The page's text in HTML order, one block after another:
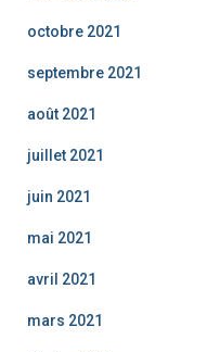
octobre 2021
septembre 2021
août 2021
juillet 2021
juin 2021
mai 2021
avril 2021
mars 2021